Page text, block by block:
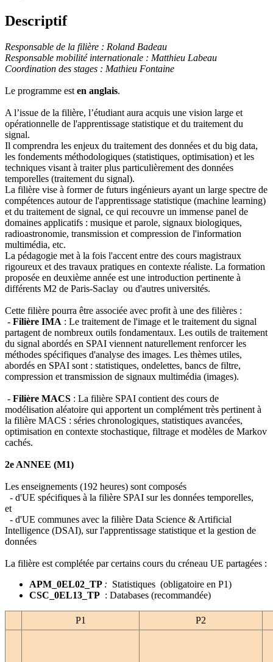
Descriptif
Responsable de la filière : Roland Badeau
Responsable mobilité internationale : Matthieu Labeau
Coordination des stages : Mathieu Fontaine
Le programme est en anglais.
A l’issue de la filière, l’étudiant aura acquis une vision large et
opérationnelle de l'apprentissage statistique et du traitement du
signal.
Il comprendra les enjeux du traitement des données et du big data,
les fondements méthodologiques (statistiques, optimisation) et les
techniques visant à traiter plus particulièrement des données
temporelles (traitement du signal).
La filière vise à former de futurs ingénieurs ayant un large spectre de
compétences autour de l'apprentissage statistique (machine learning)
et du traitement de signal, ce qui recouvre un immense panel de
domaines applicatifs : musique et parole, signaux biologiques,
radioastronomie, transmission et compression de l'information
multimédia, etc.
La pédagogie met à la fois l'accent entre des cours magistraux
rigoureux et des travaux pratiques en contexte réaliste. La formation
proposée en deuxième année est une introduction pertinente à
différents M2 de Paris-Saclay ou d'autres universités.
Cette filière pourra être associée avec profit à une des filières :
- Filière IMA : Le traitement de l'image et le traitement du signal
partagent de nombreux outils fondamentaux. Les outils de traitement
du signal abordés en SPAI viennent naturellement renforcer les
méthodes spécifiques d'analyse des images. Les thèmes utiles,
abordés en SPAI sont : statistiques, ondelettes, bancs de filtre,
compression et transmission de signaux multimédia (images).
- Filière MACS : La filière SPAI contient des cours de
modélisation aléatoire qui apportent un complément très pertinent à
la filière MACS : séries chronologiques, statistiques avancées,
optimisation en contexte stochastique, filtrage et modèles de Markov
cachés.
2e ANNEE (M1)
Les enseignements (192 heures) sont composés
- d'UE spécifiques à la filière SPAI sur les données temporelles,
et
- d'UE communes avec la filière Data Science & Artificial
Intelligence (DSAI), sur l'apprentissage statistique et la gestion de
données
La filière est complétée par certains cours du créneau UE partagées :
APM_0EL02_TP : Statistiques (obligatoire en P1)
CSC_0EL13_TP : Databases (recommandée)
P1 P2